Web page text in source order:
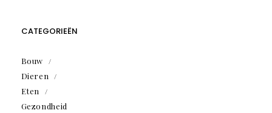
CATEGORIEËN
Bouw
Dieren
Eten
Gezondheid